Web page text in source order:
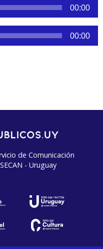
00:00
00:00
de Comunicación
- Uruguay